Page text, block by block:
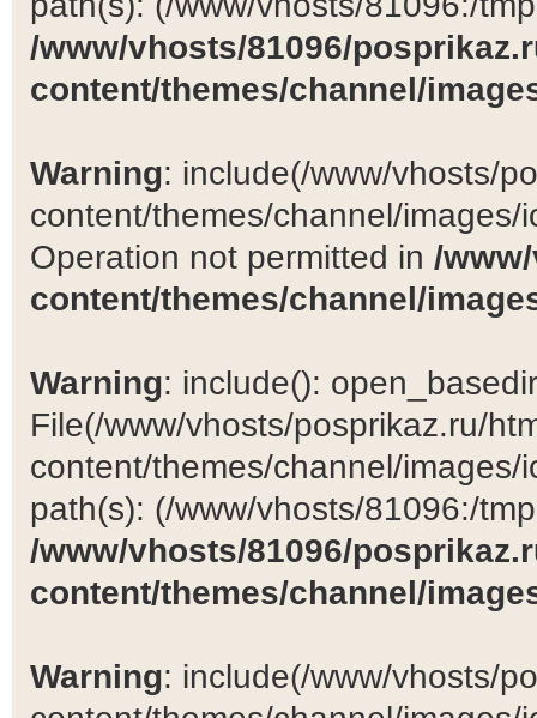
/www/vhosts/81096/
content/themes/channel/
Warning: include(/www/vhosts/
content/themes/channel/
Operation not permitted in /
content/themes/channel/
Warning: include():
File(/www/vhosts/posprikaz.ru/
content/themes/channel/
path(s): (/www/vhosts/81096:/
/www/vhosts/81096/
content/themes/channel/
Warning: include(/www/vhosts/